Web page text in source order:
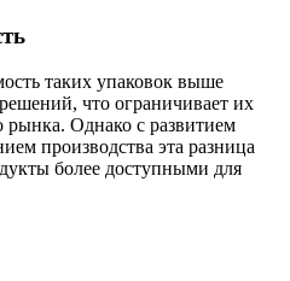
таких упаковок выше
что ограничивает их
рынка. Однако с развитием
производства эта разница
более доступными для